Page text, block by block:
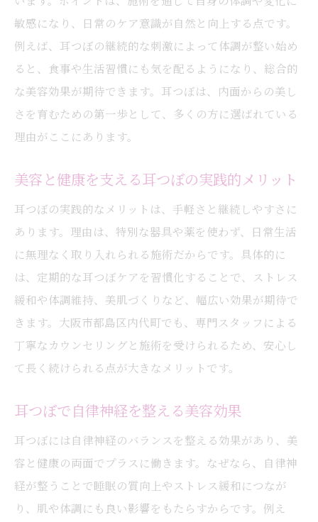
敏感になり、日常のケア意識が自然と向上する点です。
例えば、耳つぼの継続的な刺激によって体調が整い始め
ると、食事や生活習慣にも気を配るようになり、総合的
な美容効果が期待できます。耳つぼは、内面からの美し
さを育むための第一歩として、多くの方に選ばれている
理由がここにあります。
美容と健康を支える耳つぼの実践的メリット
耳つぼの実践的なメリットは、手軽さと継続しやすさに
あります。理由は、特別な器具や薬を使わず、日常生活
に無理なく取り入れられる施術だからです。具体的に
は、定期的な耳つぼケアを習慣化することで、ストレス
緩和や体調維持、美肌づくりなど、幅広い効果が期待で
きます。大阪市都島区内代町でも、専門スタッフによる
丁寧なカウンセリングと施術を受けられるため、安心し
て長く続けられる点が大きなメリットです。
耳つぼで自律神経を整える美容効果
耳つぼには自律神経のバランスを整える効果があり、美
容と健康の両面でプラスに働きます。なぜなら、自律神
経が整うことで睡眠の質向上やストレス緩和につなが
り、肌や体調にも良い影響をもたらすからです。例え